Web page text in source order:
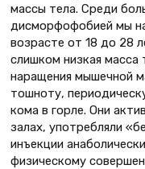
массы тела. Среди
дисморфофобией мы
возрасте от 18 до 28
слишком низкая масса
наращения мышечной
тошноту,
кома в горле. Они
залах, употребляли
инъекции
физическому